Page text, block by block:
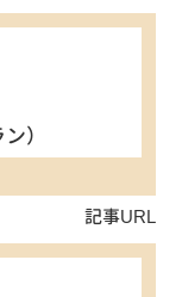
）
記事URL